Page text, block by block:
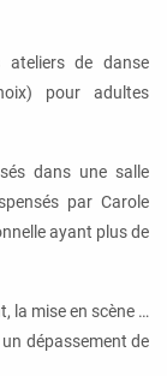
de danse
pour adultes
dans une salle
par Carole
ayant plus de
la mise en scène …
dépassement de